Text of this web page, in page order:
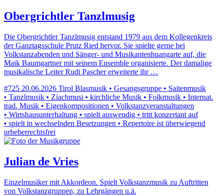
Obergrichtler Tanzlmusig
Die Obergrichtler Tanzlmusig entstand 1979 aus dem Kollegenkreis
der Ganztagsschule Prutz Ried hervor. Sie spielte gerne bei
Volkstanzabenden und Sänger- und Musikantenhuangarte auf, die
Maik Baumgartner mit seinem Ensemble organisierte. Der damalige
musikalische Leiter Rudi Pascher erweiterte ihr …
#725 20.06.2026 Tirol Blasmusik • Gesangsgruppe • Saitenmusik
• Tanzlmusik • Ziachmusi • kirchliche Musik • Folkmusik • Internat.
trad. Musik • Eigenkompositionen • Volkstanzveranstaltungen
• Wirtshausunterhaltung • spielt auswendig • tritt konzertant auf
• spielt in wechselnden Besetzungen • Repertoire ist überwiegend
urheberrechtsfrei
Julian de Vries
Einzelmusiker mit Akkordeon. Spielt Volkstanzmusik zu Auftritten
von Volkstanzgruppen, zu Lehrgängen u.ä.